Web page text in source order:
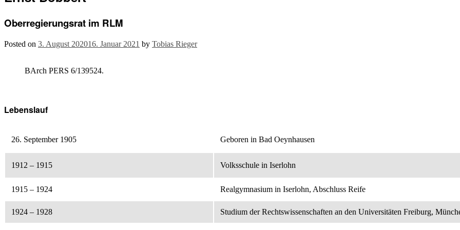
Oberregierungsrat im RLM
Posted on 3. August 202016. Januar 2021 by Tobias Rieger
BArch PERS 6/139524.
Lebenslauf
26. September 1905 Geboren in Bad Oeynhausen
1912 – 1915 Volksschule in Iserlohn
1915 – 1924 Realgymnasium in Iserlohn, Abschluss Reife
1924 – 1928 Studium der Rechtswissenschaften an den Universitäten Freiburg,